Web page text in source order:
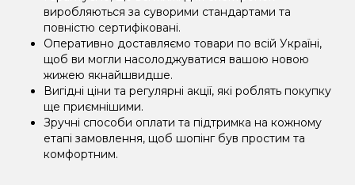
виробляються за суворими стандартами та
повністю сертифіковані.
Оперативно доставляємо товари по всій Україні,
щоб ви могли насолоджуватися вашою новою
жижею якнайшвидше.
Вигідні ціни та регулярні акції, які роблять покупку
ще приємнішими.
Зручні способи оплати та підтримка на кожному
етапі замовлення, щоб шопінг був простим та
комфортним.